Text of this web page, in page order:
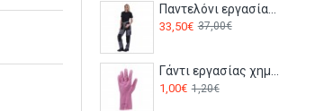
Παντελόνι εργασίας STRETCH 5221-180 Ergo Γκρι
33,50€ 37,00€
Γάντι εργασίας χημικών Latex EURODIP 5020 Coverguard
1,00€ 1,20€